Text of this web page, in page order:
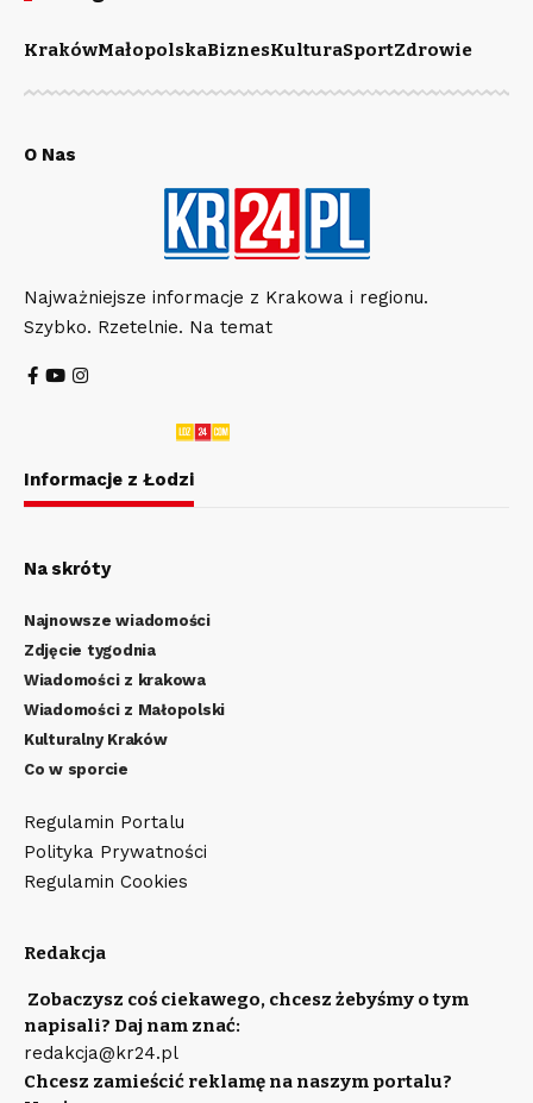
KrakówMałopolskaBiznesKulturaSportZdrowie
O Nas
Najważniejsze informacje z Krakowa i regionu.
Szybko. Rzetelnie. Na temat
Informacje z Łodzi
Na skróty
Najnowsze wiadomości
Zdjęcie tygodnia
Wiadomości z krakowa
Wiadomości z Małopolski
Kulturalny Kraków
Co w sporcie
Regulamin Portalu
Polityka Prywatności
Regulamin Cookies
Redakcja
Zobaczysz coś ciekawego, chcesz żebyśmy o tym
napisali? Daj nam znać:
redakcja@kr24.pl
Chcesz zamieścić reklamę na naszym portalu?